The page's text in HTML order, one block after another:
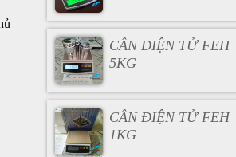
CÂN ĐIỆN TỬ FEH
5KG
CÂN ĐIỆN TỬ FEH
1KG